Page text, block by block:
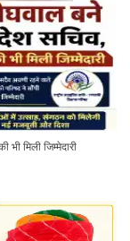
मिली जिम्मेदारी